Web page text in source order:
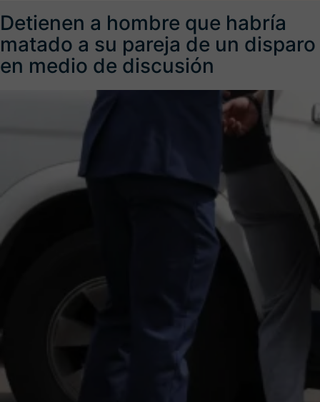
Detienen a hombre que habría
matado a su pareja de un disparo
en medio de discusión